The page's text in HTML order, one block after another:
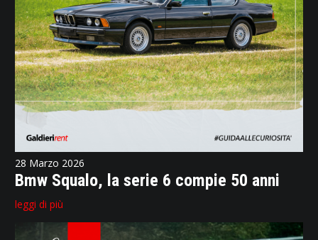
28 Marzo 2026
Bmw Squalo, la serie 6 compie 50 anni
leggi di più